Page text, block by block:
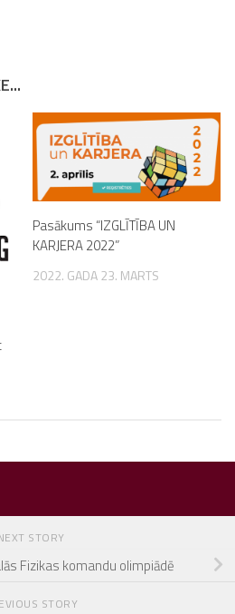
Pasākums “IZGLĪTĪBA UN
KARJERA 2022”
2022. GADA 23. MARTS
STORY
Fizikas komandu olimpiādē
STORY